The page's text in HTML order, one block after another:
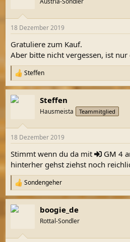
18 Dezember 2019
Gratuliere zum Kauf.
Aber bitte nicht vergessen, ist nur
R
e
a
k
e
:
Steffen
Steffen
Hausmeista Teammitglied
18 Dezember 2019
Stimmt wenn du da mit GM 4
hinterher gehst ziehst noch
R
e
a
k
Sondengeher
boogie_de
Rottal-Sondler